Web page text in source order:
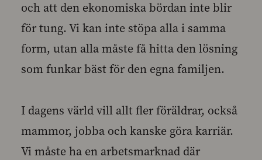
och att den ekonomiska bördan inte blir
för tung. Vi kan inte stöpa alla i samma
form, utan alla måste få hitta den lösning
som funkar bäst för den egna familjen.
I dagens värld vill allt fler föräldrar, också
mammor, jobba och kanske göra karriär.
Vi måste ha en arbetsmarknad där